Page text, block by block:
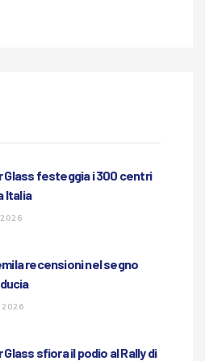
Glass festeggia i 300 centri
Italia
recensioni nel segno
sfiora il podio al Rally di